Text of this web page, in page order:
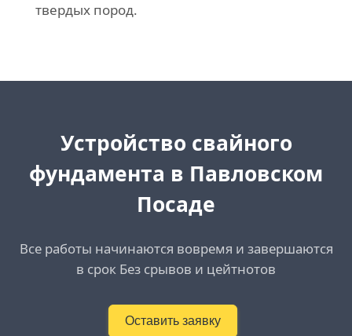
твердых пород.
Устройство свайного
фундамента в Павловском
Посаде
Все работы начинаются вовремя и завершаются
в срок Без срывов и цейтнотов
Оставить заявку